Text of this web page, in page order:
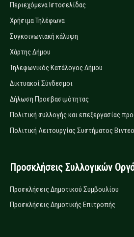
Περιεχόμενα Ιστοσελίδας
Χρήσιμα Τηλέφωνα
Συγκοινωνιακή κάλυψη
Χάρτης Δήμου
Τηλεφωνικός Κατάλογος Δήμου
Δικτυακοί Σύνδεσμοι
Δήλωση Προσβασιμότητας
Πολιτική συλλογής και επεξεργασίας
Πολιτική Λειτουργίας Συστήματος
Προσκλήσεις Συλλογικών
Προσκλήσεις Δημοτικού Συμβουλίου
Προσκλήσεις Δημοτικής Επιτροπής